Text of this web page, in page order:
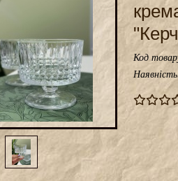
Код